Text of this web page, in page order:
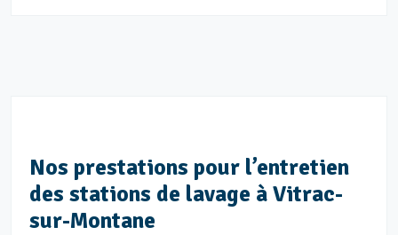
Nos prestations pour l’entretien
des stations de lavage à Vitrac-
sur-Montane